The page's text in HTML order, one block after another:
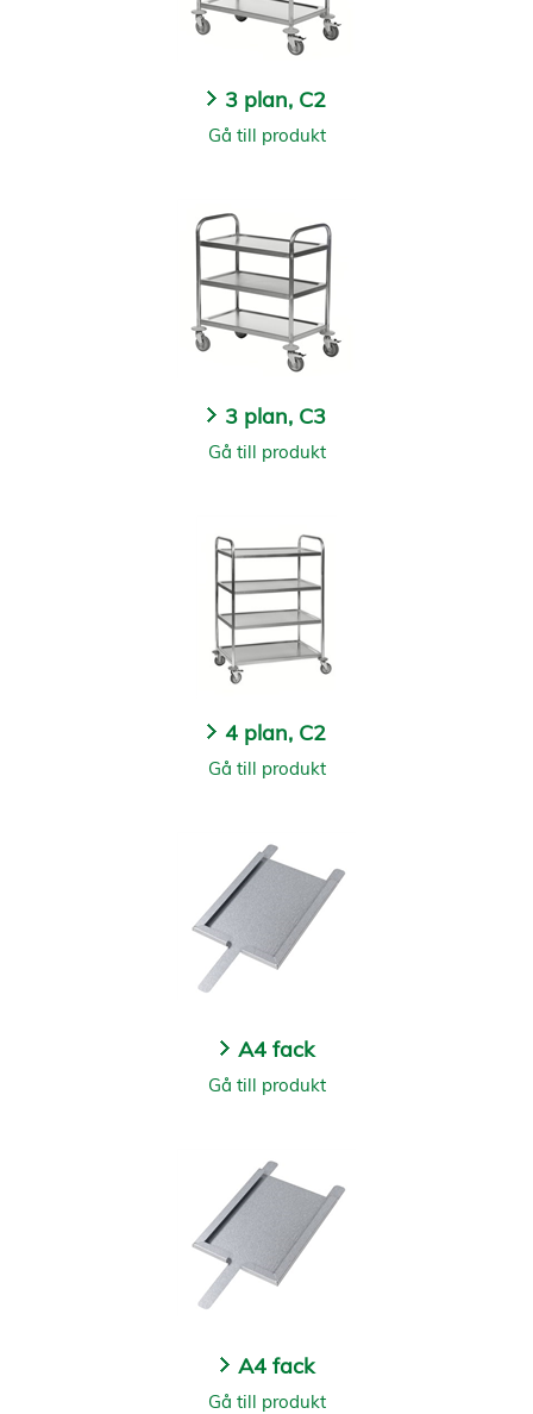
3 plan, C2
Gå till produkt
3 plan, C3
Gå till produkt
4 plan, C2
Gå till produkt
A4 fack
Gå till produkt
A4 fack
Gå till produkt